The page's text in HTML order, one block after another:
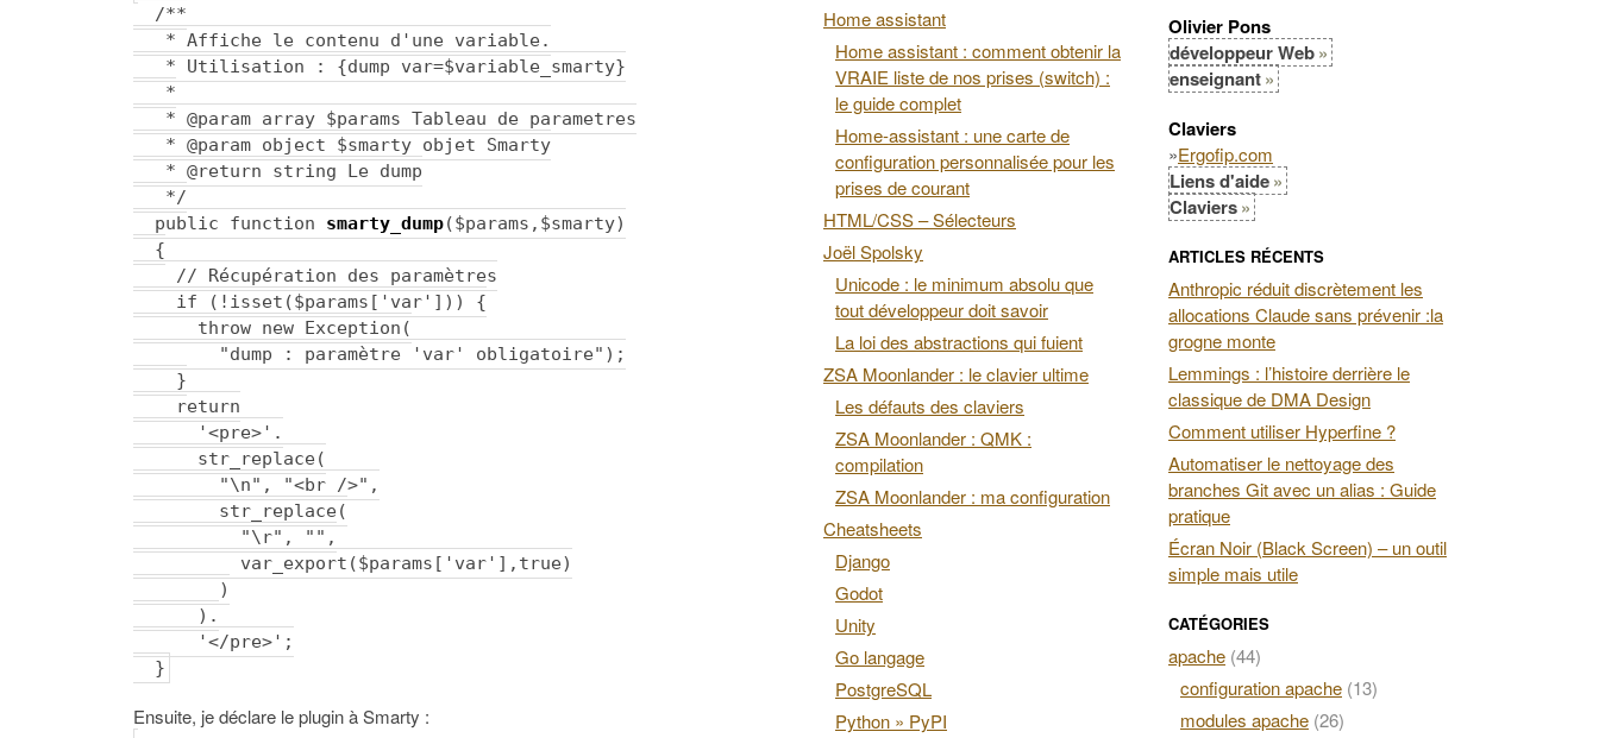
/**
* Affiche le contenu d'une variable.
* Utilisation : {dump var=$variable_smarty}
*
* @param array $params Tableau de parametres
* @param object $smarty objet Smarty
* @return string Le dump
*/
public function smarty_dump($params,$smarty)
{
// Récupération des paramètres
if (!isset($params['var'])) {
throw new Exception(
"dump : paramètre 'var' obligatoire");
}
return
'<pre>'.
str_replace(
"\n", "<br />",
str_replace(
"\r", "",
var_export($params['var'],true)
)
).
'</pre>';
}
Ensuite, je déclare le plugin à Smarty :
Home assistant
Home assistant : comment obtenir la
VRAIE liste de nos prises (switch) :
le guide complet
Home-assistant : une carte de
configuration personnalisée pour les
prises de courant
HTML/CSS – Sélecteurs
Joël Spolsky
Unicode : le minimum absolu que
tout développeur doit savoir
La loi des abstractions qui fuient
ZSA Moonlander : le clavier ultime
Les défauts des claviers
ZSA Moonlander : QMK :
compilation
ZSA Moonlander : ma configuration
Cheatsheets
Django
Godot
Unity
Go langage
PostgreSQL
Python » PyPI
Olivier Pons
développeur Web
enseignant
Claviers
»Ergofip.com
Liens d'aide
Claviers
ARTICLES RÉCENTS
Anthropic réduit discrètement les
allocations Claude sans prévenir :la
grogne monte
Lemmings : l’histoire derrière le
classique de DMA Design
Comment utiliser Hyperfine ?
Automatiser le nettoyage des
branches Git avec un alias : Guide
pratique
Écran Noir (Black Screen) – un outil
simple mais utile
CATÉGORIES
apache (44)
configuration apache (13)
modules apache (26)